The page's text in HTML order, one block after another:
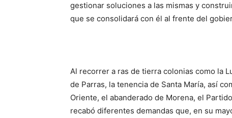
gestionar soluciones a las mismas y
que se consolidará con él al frente del
Al recorrer a ras de tierra colonias como la
de Parras, la tenencia de Santa María, así
Oriente, el abanderado de Morena, el
recabó diferentes demandas que, en su